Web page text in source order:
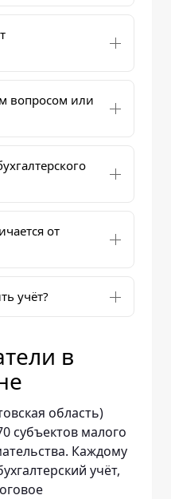
вопросом или
от
учёт?
в
область)
субъектов малого
Каждому
учёт,